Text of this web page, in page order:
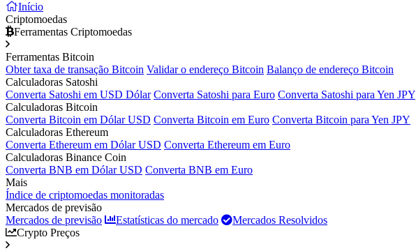
Início
Criptomoedas
Ferramentas Criptomoedas
Ferramentas Bitcoin
Obter taxa de transação Bitcoin Validar o endereço Bitcoin Balanço de endereço Bitcoin
Calculadoras Satoshi
Converta Satoshi em USD Dólar Converta Satoshi para Euro Converta Satoshi para Yen JPY
Calculadoras Bitcoin
Converta Bitcoin em Dólar USD Converta Bitcoin em Euro Converta Bitcoin para Yen JPY
Calculadoras Ethereum
Converta Ethereum em Dólar USD Converta Ethereum em Euro
Calculadoras Binance Coin
Converta BNB em Dólar USD Converta BNB em Euro
Mais
Índice de criptomoedas monitoradas
Mercados de previsão
Mercados de previsão
Estatísticas do mercado
Mercados Resolvidos
Crypto Preços